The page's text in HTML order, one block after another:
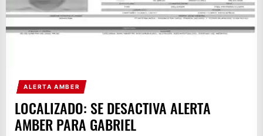
ALERTA AMBER
LOCALIZADO: SE DESACTIVA ALERTA
AMBER PARA GABRIEL